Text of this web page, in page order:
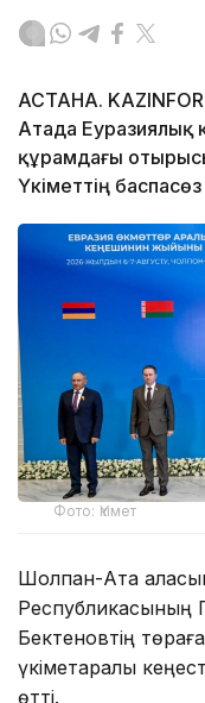
АСТАНА.
Атада Еуразиялық
құрамдағы
Үкіметтің
Фото: Үкімет
Шолпан-Ата
Республикасының
Бектеновтің
үкіметаралық
өтті.